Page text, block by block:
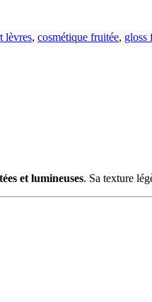
lèvres, cosmétique fruitée, gloss
et lumineuses. Sa texture